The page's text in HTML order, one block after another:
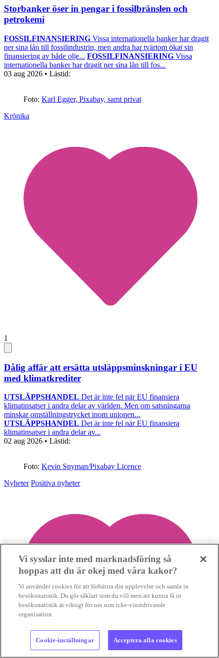
Storbanker öser in pengar i fossilbränslen och
petrokemi
FOSSILFINANSIERING Vissa internationella banker har dragit
ner sina lån till fossilindustrin, men andra har tvärtom ökat sin
finansiering av både olje... FOSSILFINANSIERING Vissa
internationella banker har dragit ner sina lån till fos...
03 aug 2026 • Lästid:
Foto: Karl Egger, Pixabay, samt privat
Krönika
1
Dålig affär att ersätta utsläppsminskningar i EU
med klimatkrediter
UTSLÄPPSHANDEL Det är inte fel när EU finansiera
klimatinsatser i andra delar av världen. Men om satsningarna
minskar omställningstrycket inom unionen...
UTSLÄPPSHANDEL Det är inte fel när EU finansiera
klimatinsatser i andra delar av...
02 aug 2026 • Lästid:
Foto: Kevin Snyman/Pixabay Licence
Nyheter Positiva nyheter
Vi sysslar inte med marknadsföring så
hoppas att du är okej med våra kakor?
Vi använder cookies för att förbättra din upplevelse och samla in
besöksstatistik. Du gör såklart som du vill men att kunna få in
besöksstatistik är viktigt för oss som icke-vinstdrivande
organisation.
Cookie-inställningar Acceptera alla cookies